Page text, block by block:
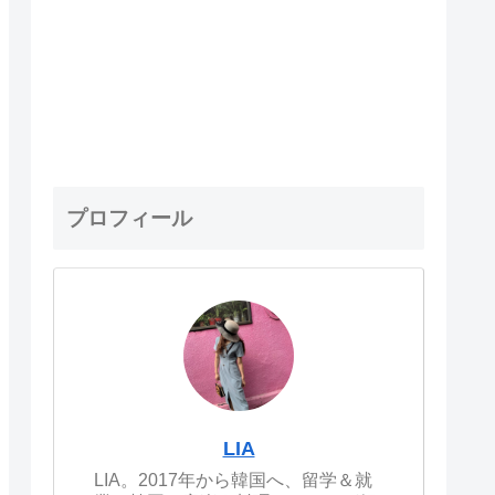
プロフィール
LIA
LIA。2017年から韓国へ、留学＆就